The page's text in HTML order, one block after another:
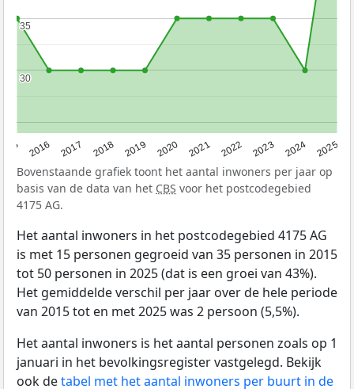
2016 2017 2018 2019 2020 2021 2022 2023 2024 2025
30
30
35
35
Bovenstaande grafiek toont het aantal inwoners per jaar op
basis van de data van het CBS voor het postcodegebied
4175 AG.
Het aantal inwoners in het postcodegebied 4175 AG
is met 15 personen gegroeid van 35 personen in 2015
tot 50 personen in 2025 (dat is een groei van 43%).
Het gemiddelde verschil per jaar over de hele periode
van 2015 tot en met 2025 was 2 persoon (5,5%).
Het aantal inwoners is het aantal personen zoals op 1
januari in het bevolkingsregister vastgelegd. Bekijk
ook detabel met het aantal inwoners per buurt in de